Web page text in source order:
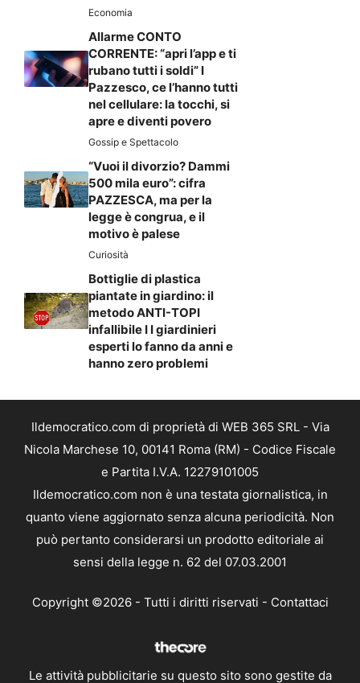
Economia
Allarme CONTO
CORRENTE: “apri l’app e ti
rubano tutti i soldi” I
Pazzesco, ce l’hanno tutti
nel cellulare: la tocchi, si
apre e diventi povero
Gossip e Spettacolo
“Vuoi il divorzio? Dammi
500 mila euro”: cifra
PAZZESCA, ma per la
legge è congrua, e il
motivo è palese
Curiosità
Bottiglie di plastica
piantate in giardino: il
metodo ANTI-TOPI
infallibile I I giardinieri
esperti lo fanno da anni e
hanno zero problemi
Ildemocratico.com di proprietà di WEB 365 SRL - Via
Nicola Marchese 10, 00141 Roma (RM) - Codice Fiscale
e Partita I.V.A. 12279101005
Ildemocratico.com non è una testata giornalistica, in
quanto viene aggiornato senza alcuna periodicità. Non
può pertanto considerarsi un prodotto editoriale ai
sensi della legge n. 62 del 07.03.2001
Copyright ©2026 - Tutti i diritti riservati - Contattaci
Le attività pubblicitarie su questo sito sono gestite da